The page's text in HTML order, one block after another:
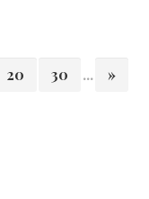
20 30 ... »